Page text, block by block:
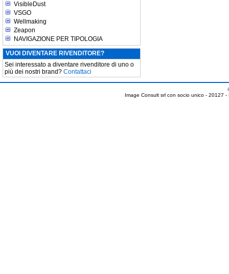
VisibleDust
VSGO
Wellmaking
Zeapon
NAVIGAZIONE PER TIPOLOGIA
VUOI DIVENTARE RIVENDITORE?
Sei interessato a diventare rivenditore di uno o
più dei nostri brand? Contattaci
Image Consult srl con socio unico - 20127